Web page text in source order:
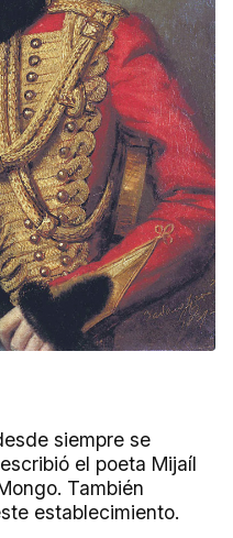
siempre se
escribió el poeta Mijaíl
También
establecimiento.